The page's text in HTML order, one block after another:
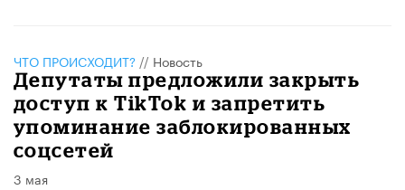
ЧТО ПРОИСХОДИТ? // Новость
Депутаты предложили закрыть
доступ к TikTok и запретить
упоминание заблокированных
соцсетей
3 мая